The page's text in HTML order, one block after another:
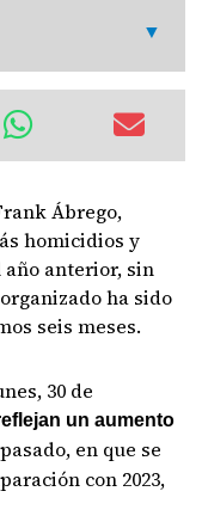
Ábrego,
homicidios y
anterior, sin
ha sido
seis meses.
30 de
un aumento
en que se
con 2023,